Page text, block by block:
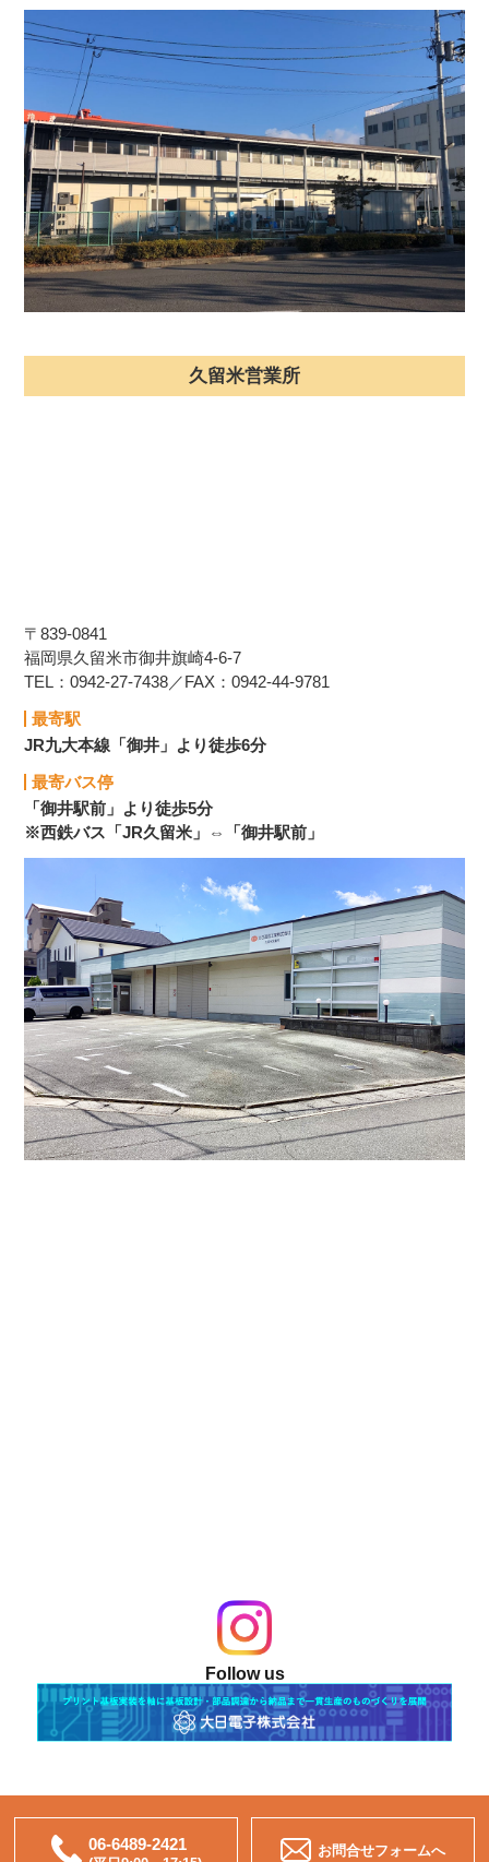
久留米営業所
〒839-0841
福岡県久留米市御井旗崎4-6-7
TEL：0942-27-7438／FAX：0942-44-9781
最寄駅
JR九大本線「御井」より徒歩6分
最寄バス停
「御井駅前」より徒歩5分
※西鉄バス「JR久留米」⇔「御井駅前」
06-6489-2421 お問合せフォームへ
Follow us